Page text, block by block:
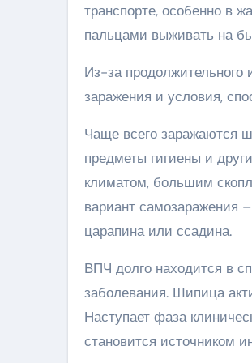
транспорте, особенно в
пальцами выживать на
Из-за продолжительного
заражения и условия,
Чаще всего заражаются
предметы гигиены и
климатом, большим
вариант самозаражения
царапина или ссадина.
ВПЧ долго находится в
заболевания. Шипица
Наступает фаза
становится источником